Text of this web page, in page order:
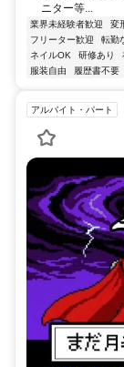
ニター等...
業界未経験者歓迎 変
フリーター歓迎
転勤
ネイルOK
研修あり
服装自由
履歴書不要
アルバイト・パート